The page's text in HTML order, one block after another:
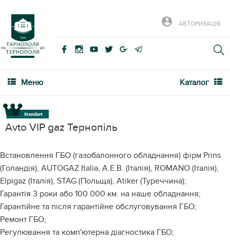
АВТОРИЗАЦІЯ
Меню Каталог
Avto VIP gaz Тернопіль
Встановлення ГБО (газобалонного обладнання) фірм Prins
(Голандія), AUTOGAZ Italia, A.E.B. (Італія), ROMANO (Італія),
Elpigaz (Італія), STAG (Польща), Atiker (Туреччина);
Гарантія 3 роки або 100 000 км. на наше обладнання;
Гарантійне та після гарантійне обслуговування ГБО;
Ремонт ГБО;
Регулювання та комп'ютерна діагностика ГБО;